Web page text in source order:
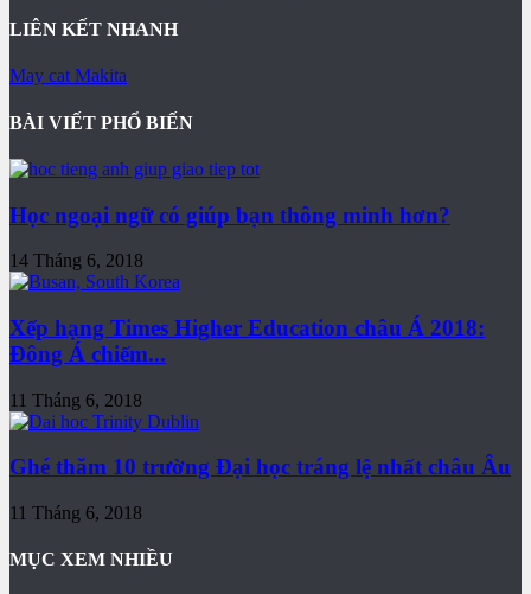
LIÊN KẾT NHANH
May cat Makita
BÀI VIẾT PHỔ BIẾN
Học ngoại ngữ có giúp bạn thông minh hơn?
14 Tháng 6, 2018
Xếp hạng Times Higher Education châu Á 2018:
Đông Á chiếm...
11 Tháng 6, 2018
Ghé thăm 10 trường Đại học tráng lệ nhất châu Âu
11 Tháng 6, 2018
MỤC XEM NHIỀU